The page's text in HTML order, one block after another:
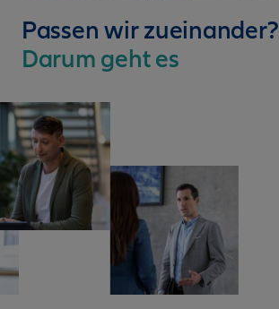
Passen wir zueinander?
Darum geht es